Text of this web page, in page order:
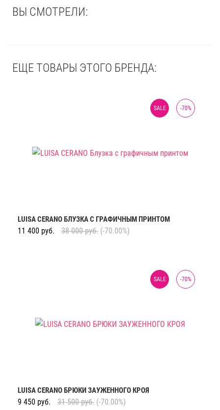
ВЫ СМОТРЕЛИ:
ЕЩЕ ТОВАРЫ ЭТОГО БРЕНДА:
-70%
SALE
LUISA CERANO БЛУЗКА С ГРАФИЧНЫМ ПРИНТОМ
11 400 руб. 38 000 руб. (-70.00%)
-70%
SALE
LUISA CERANO БРЮКИ ЗАУЖЕННОГО КРОЯ
9 450 руб. 31 500 руб. (-70.00%)